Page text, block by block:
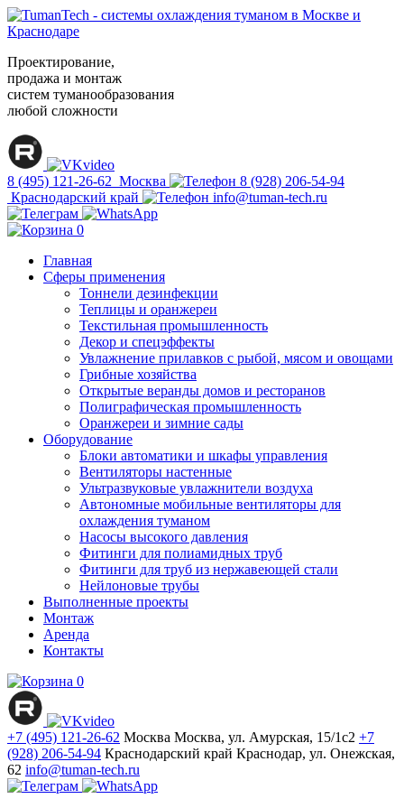
Проектирование,
продажа и монтаж
систем туманообразования
любой сложности
8 (495) 121-26-62 Москва
8 (928) 206-54-94
Краснодарский край
info@tuman-tech.ru
0
Главная
Сферы применения
Тоннели дезинфекции
Теплицы и оранжереи
Текстильная промышленность
Декор и спецэффекты
Увлажнение прилавков с рыбой, мясом и овощами
Грибные хозяйства
Открытые веранды домов и ресторанов
Полиграфическая промышленность
Оранжереи и зимние сады
Оборудование
Блоки автоматики и шкафы управления
Вентиляторы настенные
Ультразвуковые увлажнители воздуха
Автономные мобильные вентиляторы для
охлаждения туманом
Насосы высокого давления
Фитинги для полиамидных труб
Фитинги для труб из нержавеющей стали
Нейлоновые трубы
Выполненные проекты
Монтаж
Аренда
Контакты
0
+7 (495) 121-26-62 Москва Москва, ул. Амурская, 15/1с2 +7
(928) 206-54-94 Краснодарский край Краснодар, ул. Онежская,
62 info@tuman-tech.ru